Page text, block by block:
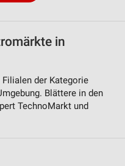
in
der Kategorie
Blättere in den
TechnoMarkt und